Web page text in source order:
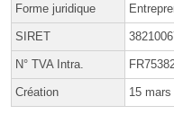
Forme juridique
SIRET
N° TVA Intra.
Création 15 mars